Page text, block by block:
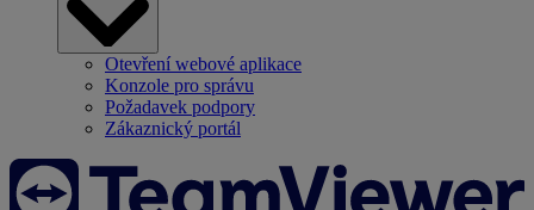
Otevření webové aplikace
Konzole pro správu
Požadavek podpory
Zákaznický portál